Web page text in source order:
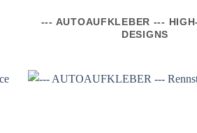
--- AUTOAUFKLEBER ---
DESIGNS